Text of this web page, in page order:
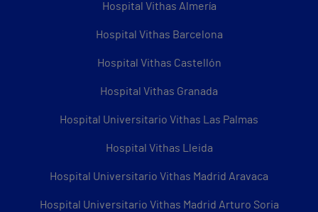
Hospital Vithas Almería
Hospital Vithas Barcelona
Hospital Vithas Castellón
Hospital Vithas Granada
Hospital Universitario Vithas Las Palmas
Hospital Vithas Lleida
Hospital Universitario Vithas Madrid Aravaca
Hospital Universitario Vithas Madrid Arturo Soria